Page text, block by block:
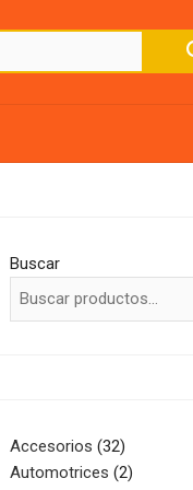
Buscar
Buscar
Accesorios 3232
productos
Automotrices 22